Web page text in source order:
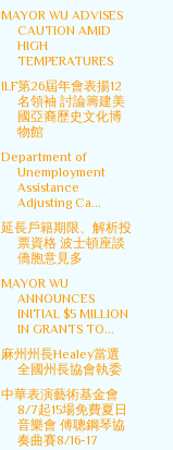
MAYOR WU ADVISES
CAUTION AMID
HIGH
TEMPERATURES
ILF第26屆年會表揚12
名領袖 討論籌建美
國亞裔歷史文化博
物館
Department of
Unemployment
Assistance
Adjusting Ca...
延長戶籍期限、解析投
票資格 波士頓座談
僑胞意見多
MAYOR WU
ANNOUNCES
INITIAL $5 MILLION
IN GRANTS TO...
麻州州長Healey當選
全國州長協會執委
中華表演藝術基金會
8/7起15場免費夏日
音樂會 傅聰鋼琴協
奏曲賽8/16-17